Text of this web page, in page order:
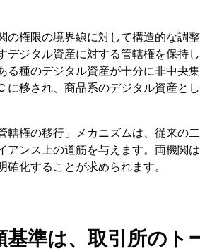
の権限の境界線に対して構造的な調
デジタル資産に対する管轄権を保持
る種のデジタル資産が十分に非中央
に移され、商品系のデジタル資産と
轄権の移行」メカニズムは、従来の
アンス上の道筋を与えます。両機関
確化することが求められます。
基準は、取引所の